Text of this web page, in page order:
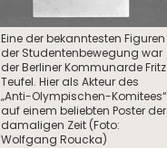
Eine der bekanntesten Figuren
der Studentenbewegung war
der Berliner Kommunarde Fritz
Teufel. Hier als Akteur des
„Anti-Olympischen-Komitees“
auf einem beliebten Poster der
damaligen Zeit (Foto:
Wolfgang Roucka)